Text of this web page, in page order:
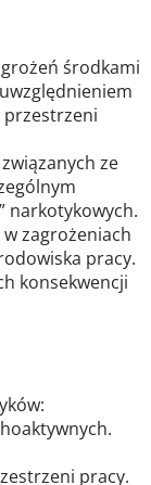
środkami
przestrzeni
ze
narkotykowych.
zagrożeniach
pracy.
konsekwencji
pracy.